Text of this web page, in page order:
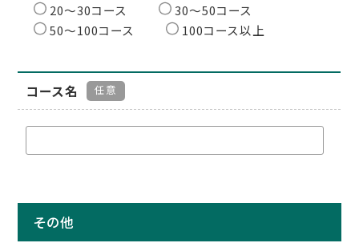
20〜30コース
30〜50コース
50〜100コース
100コース以上
コース名 任意
その他